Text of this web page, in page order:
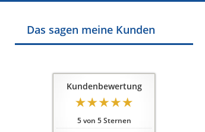
Das sagen meine Kunden
Kundenbewertung
5von 5Sternen